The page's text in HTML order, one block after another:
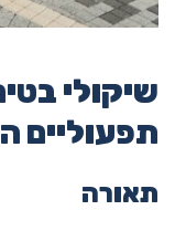
שיקולי
תפעוליים
תאורה